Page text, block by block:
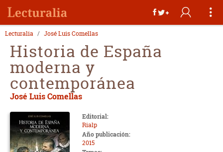
Lecturalia José Luis Comellas
Historia de España
moderna y
contemporánea
José Luis Comellas
Editorial:
Rialp
Año publicación:
2015